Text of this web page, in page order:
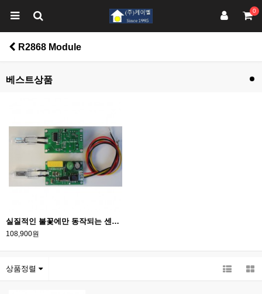
0
R2868 Module
베스트상품
실질적인 불꽃에만 동작되는 센서 모듈로서 화제 경보 관련하여 다양한 실습과 산업용 불꽃 감지 제품에 응용
108,900원
상품정렬